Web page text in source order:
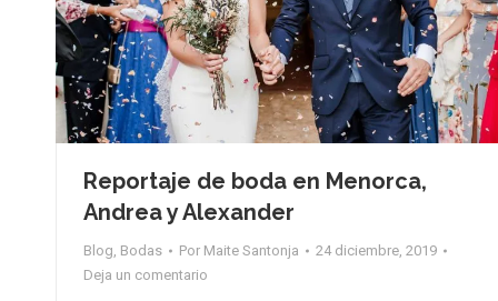
Reportaje de boda en Menorca,
Andrea y Alexander
Blog Bodas Por Maite Santonja
24 diciembre, 2019
Deja un comentario